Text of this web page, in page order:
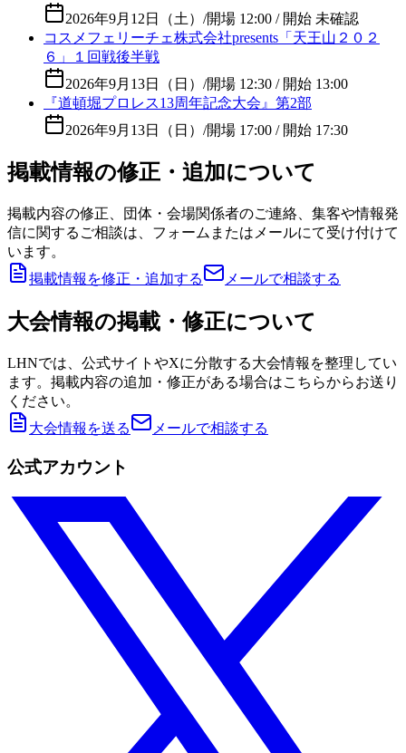
2026年9月12日（土） /開場 12:00 / 開始 未確認
コスメフェリーチェ株式会社presents「天王山２０２
６」１回戦後半戦
2026年9月13日（日） /開場 12:30 / 開始 13:00
『道頓堀プロレス13周年記念大会』第2部
2026年9月13日（日） /開場 17:00 / 開始 17:30
掲載情報の修正・追加について
掲載内容の修正、団体・会場関係者のご連絡、集客や情報発
信に関するご相談は、フォームまたはメールにて受け付けて
います。
掲載情報を修正・追加する
メールで相談する
大会情報の掲載・修正について
LHNでは、公式サイトやXに分散する大会情報を整理してい
ます。掲載内容の追加・修正がある場合はこちらからお送り
ください。
大会情報を送る
メールで相談する
公式アカウント